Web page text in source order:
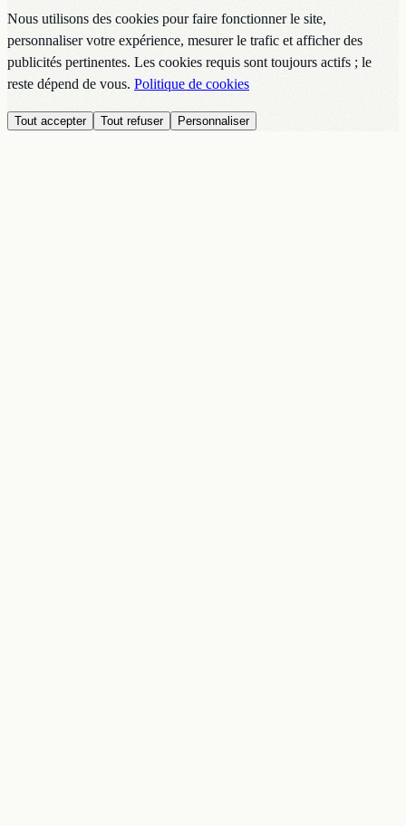
Nous utilisons des cookies pour faire fonctionner le site,
personnaliser votre expérience, mesurer le trafic et afficher des
publicités pertinentes. Les cookies requis sont toujours actifs ; le
reste dépend de vous. Politique de cookies
Tout accepter Tout refuser Personnaliser